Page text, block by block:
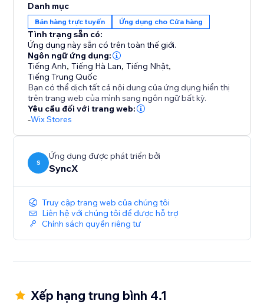
Supports prefix/suffix
- Add prefix/suffix to your SKU for better processing
Set the synchronization frequency to as often as
every hour for up-to-date inventory tracking
Danh mục
Bán hàng trực tuyến Ứng dụng cho Cửa hàng
Tình trạng sẵn có:
Ứng dụng này sẵn có trên toàn thế giới.
Ngôn ngữ ứng dụng:
Tiếng Anh,Tiếng Hà Lan,Tiếng Nhật,
Tiếng Trung Quốc
Bạn có thể dịch tất cả nội dung của ứng dụng hiển thị
trên trang web của mình sang ngôn ngữ bất kỳ.
Yêu cầu đối với trang web:
-Wix Stores
S
Ứng dụng được phát triển bởi
SyncX
Truy cập trang web của chúng tôi
Liên hệ với chúng tôi để được hỗ trợ
Chính sách quyền riêng tư
Xếp hạng trung bình 4.1